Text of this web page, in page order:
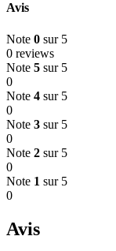
Avis
Note 0 sur 5
0 reviews
Note 5 sur 5
0
Note 4 sur 5
0
Note 3 sur 5
0
Note 2 sur 5
0
Note 1 sur 5
0
Avis